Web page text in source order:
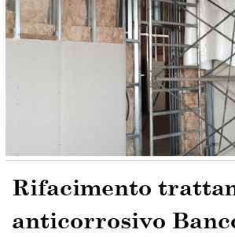
Rifacimento
anticorrosivo